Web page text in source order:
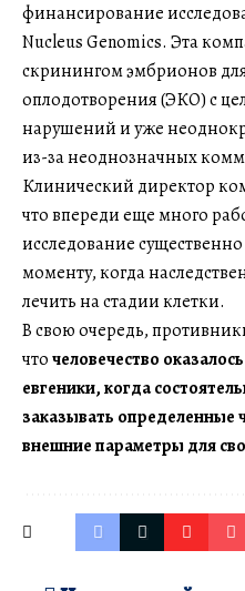
финансирование
Nucleus Genomics. Эта
скринингом эмбрионов
оплодотворения (ЭКО) с
нарушений и уже
из-за неоднозначных
Клинический директор
что впереди еще много
исследование
моменту, когда
лечить на стадии клетки.
В свою очередь,
чточеловечество
евгеники, когда
заказывать определенные
внешние параметры для